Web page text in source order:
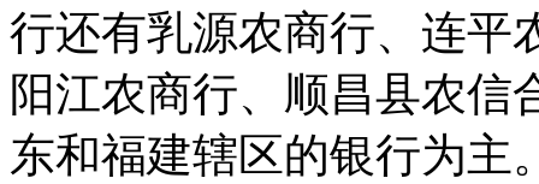
行还有乳源农商行、连平
阳江农商行、顺昌县农信
东和福建辖区的银行为主